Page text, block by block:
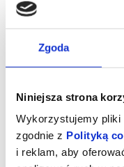
Zgoda
Niniejsza strona
Wykorzystujemy pliki
zgodnie z Polityką
i reklam, aby